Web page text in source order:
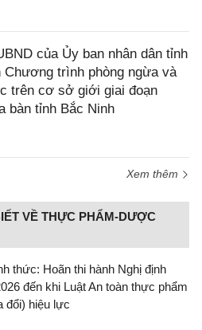
của Ủy ban nhân dân tỉnh
Chương trình phòng ngừa và
trên cơ sở giới giai đoạn
bàn tỉnh Bắc Ninh
Xem thêm
VỀ THỰC PHẨM-DƯỢC
thức: Hoãn thi hành Nghị định
đến khi Luật An toàn thực phẩm
đổi) hiệu lực